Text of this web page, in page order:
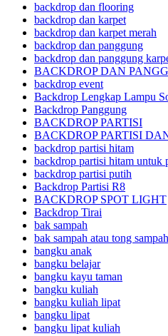
backdrop dan flooring
backdrop dan karpet
backdrop dan karpet merah
backdrop dan panggung
backdrop dan panggung
BACKDROP DAN
backdrop event
Backdrop Lengkap Lampu
Backdrop Panggung
BACKDROP PARTISI
BACKDROP PARTISI
backdrop partisi hitam
backdrop partisi hitam untuk
backdrop partisi putih
Backdrop Partisi R8
BACKDROP SPOT LIGHT
Backdrop Tirai
bak sampah
bak sampah atau tong sampah
bangku anak
bangku belajar
bangku kayu taman
bangku kuliah
bangku kuliah lipat
bangku lipat
bangku lipat kuliah